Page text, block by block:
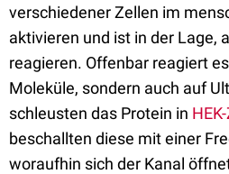
verschiedener Zellen im
aktivieren und ist in der Lage,
reagieren. Offenbar reagiert
Moleküle, sondern auch auf
schleusten das Protein in
beschallten diese mit einer
woraufhin sich der Kanal